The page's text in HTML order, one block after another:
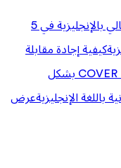
كيفية كتابة البريد الإلكتروني الإحترافى المثالي بالإنجليزية في 5
كيفية إجادة مقابلة
كيفية إعداد COVER LETTER بشكل
الإنجليزيةعرض